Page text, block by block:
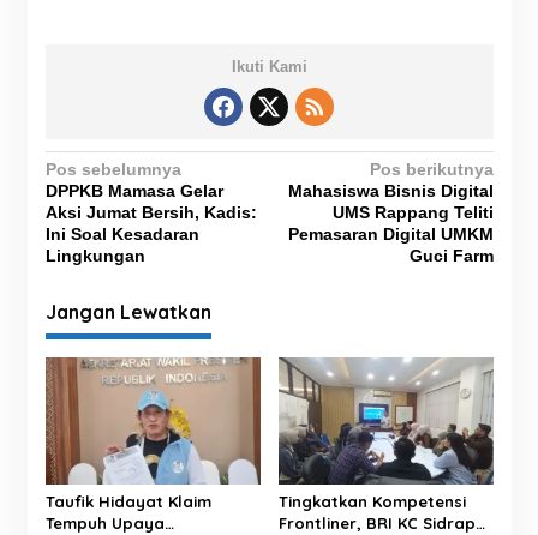
Ikuti Kami
N
a
v
g
a
s
i
p
o
s
Pos sebelumnya
DPPKB Mamasa Gelar
Aksi Jumat Bersih, Kadis:
Ini Soal Kesadaran
Lingkungan
Pos berikutnya
Mahasiswa Bisnis Digital
UMS Rappang Teliti
Pemasaran Digital UMKM
Guci Farm
Jangan Lewatkan
Taufik Hidayat Klaim
Tempuh Upaya
Tingkatkan Kompetensi
Frontliner, BRI KC Sidrap